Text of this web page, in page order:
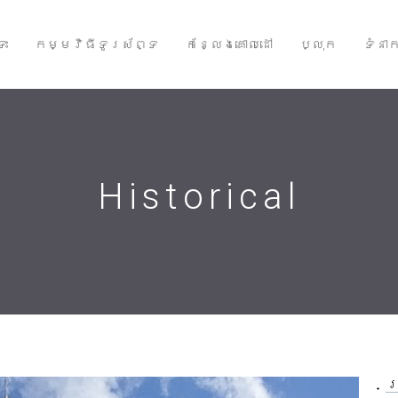
កម្មវិធីទូរស័ព្ទ កន្លែងគោលដៅ ប្លុក ទំន
Historical